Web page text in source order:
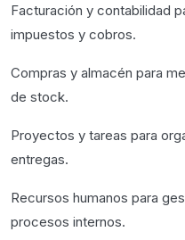
Facturación y contabilidad
impuestos y cobros.
Compras y almacén para
de stock.
Proyectos y tareas para
entregas.
Recursos humanos para
procesos internos.